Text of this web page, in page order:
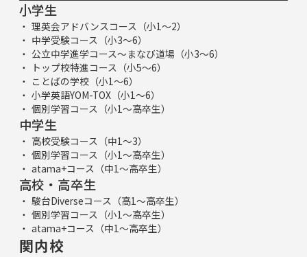
小学生
理英会アドバンスコース（小1～2）
中学受験コース（小3～6）
公立中学進学コース～まなび道場（小3～6）
トップ校特進コース（小5～6）
ことばの学校（小1～6）
小学英語YOM-TOX（小1～6）
個別学習コース（小1～高卒生）
中学生
高校受験コース（中1～3）
個別学習コース（小1～高卒生）
atama+コース（中1～高卒生）
高校・高卒生
駿台Diverseコース（高1～高卒生）
個別学習コース（小1～高卒生）
atama+コース（中1～高卒生）
関内校